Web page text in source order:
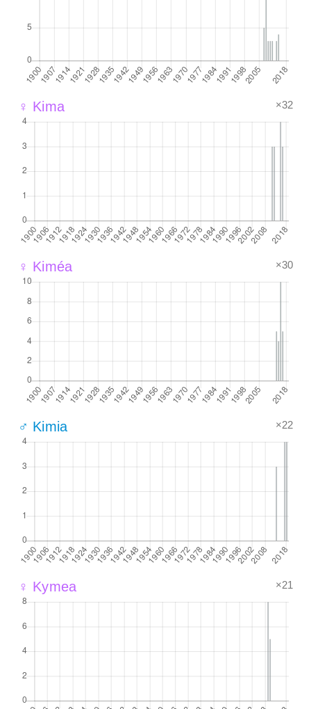
♀ Kima ×32
♀ Kiméa ×30
♂ Kimia ×22
♀ Kymea ×21